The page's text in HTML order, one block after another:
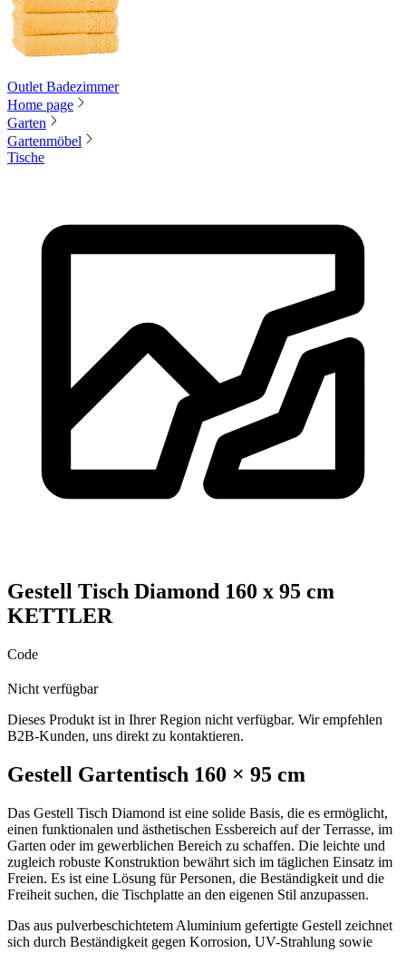
Outlet Badezimmer
Home page
Garten
Gartenmöbel
Tische
Gestell Tisch Diamond 160 x 95 cm
KETTLER
Code
Nicht verfügbar
Dieses Produkt ist in Ihrer Region nicht verfügbar. Wir empfehlen
B2B-Kunden, uns direkt zu kontaktieren.
Gestell Gartentisch 160 × 95 cm
Das Gestell Tisch Diamond ist eine solide Basis, die es ermöglicht,
einen funktionalen und ästhetischen Essbereich auf der Terrasse, im
Garten oder im gewerblichen Bereich zu schaffen. Die leichte und
zugleich robuste Konstruktion bewährt sich im täglichen Einsatz im
Freien. Es ist eine Lösung für Personen, die Beständigkeit und die
Freiheit suchen, die Tischplatte an den eigenen Stil anzupassen.
Das aus pulverbeschichtetem Aluminium gefertigte Gestell zeichnet
sich durch Beständigkeit gegen Korrosion, UV-Strahlung sowie